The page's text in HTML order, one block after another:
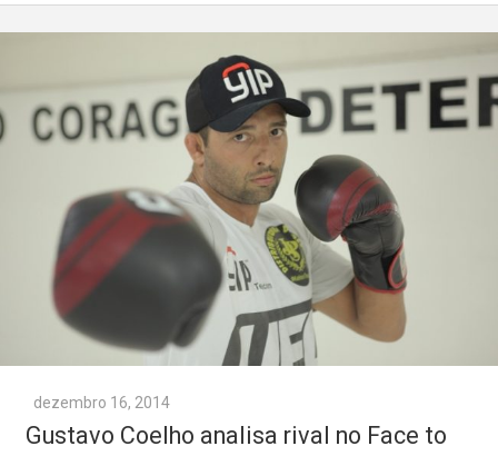
dezembro 16, 2014
Gustavo Coelho analisa rival no Face to